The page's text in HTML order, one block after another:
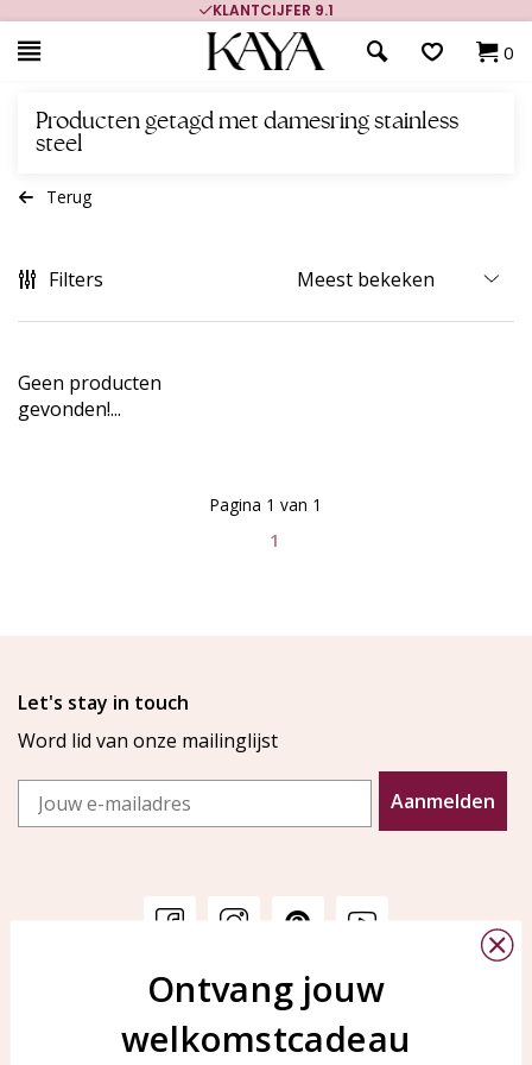
KLANTCIJFER 9.1
0
Producten getagd met damesring stainless
steel
Terug
Filters
Geen producten
gevonden!...
1
Pagina 1 van 1
Let's stay in touch
Word lid van onze mailinglijst
Email
Aanmelden
Veelgestelde vragen
KAYA Sieraden
Bellen of WhatsApp Ma-Vr
tussen 09:00-17:00
Ontvang jouw
welkomstcadeau